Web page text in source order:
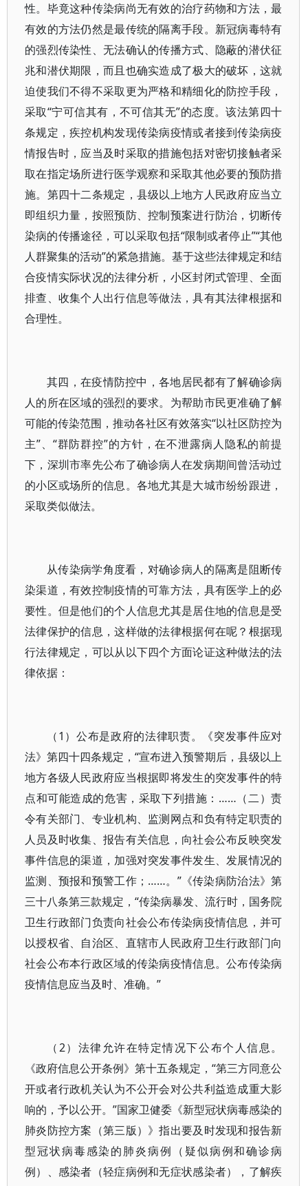
性。毕竟这种传染病尚无有效的治疗药物和方法，最
有效的方法仍然是最传统的隔离手段。新冠病毒特有
的强烈传染性、无法确认的传播方式、隐蔽的潜伏征
兆和潜伏期限，而且也确实造成了极大的破坏，这就
迫使我们不得不采取更为严格和精细化的防控手段，
采取“宁可信其有，不可信其无”的态度。该法第四十
条规定，疾控机构发现传染病疫情或者接到传染病疫
情报告时，应当及时采取的措施包括对密切接触者采
取在指定场所进行医学观察和采取其他必要的预防措
施。第四十二条规定，县级以上地方人民政府应当立
即组织力量，按照预防、控制预案进行防治，切断传
染病的传播途径，可以采取包括“限制或者停止”“其他
人群聚集的活动”的紧急措施。基于这些法律规定和结
合疫情实际状况的法律分析，小区封闭式管理、全面
排查、收集个人出行信息等做法，具有其法律根据和
合理性。
其四，在疫情防控中，各地居民都有了解确诊病
人的所在区域的强烈的要求。为帮助市民更准确了解
可能的传染范围，推动各社区有效落实“以社区防控为
主”、“群防群控”的方针，在不泄露病人隐私的前提
下，深圳市率先公布了确诊病人在发病期间曾活动过
的小区或场所的信息。各地尤其是大城市纷纷跟进，
采取类似做法。
从传染病学角度看，对确诊病人的隔离是阻断传
染渠道，有效控制疫情的可靠方法，具有医学上的必
要性。但是他们的个人信息尤其是居住地的信息是受
法律保护的信息，这样做的法律根据何在呢？根据现
行法律规定，可以从以下四个方面论证这种做法的法
律依据：
（1）公布是政府的法律职责。《突发事件应对
法》第四十四条规定，“宣布进入预警期后，县级以上
地方各级人民政府应当根据即将发生的突发事件的特
点和可能造成的危害，采取下列措施：……（二）责
令有关部门、专业机构、监测网点和负有特定职责的
人员及时收集、报告有关信息，向社会公布反映突发
事件信息的渠道，加强对突发事件发生、发展情况的
监测、预报和预警工作；……。”《传染病防治法》第
三十八条第三款规定，“传染病暴发、流行时，国务院
卫生行政部门负责向社会公布传染病疫情信息，并可
以授权省、自治区、直辖市人民政府卫生行政部门向
社会公布本行政区域的传染病疫情信息。公布传染病
疫情信息应当及时、准确。”
（2）法律允许在特定情况下公布个人信息。
《政府信息公开条例》第十五条规定，“第三方同意公
开或者行政机关认为不公开会对公共利益造成重大影
响的，予以公开。”国家卫健委《新型冠状病毒感染的
肺炎防控方案（第三版）》指出要及时发现和报告新
型冠状病毒感染的肺炎病例（疑似病例和确诊病
例）、感染者（轻症病例和无症状感染者），了解疾